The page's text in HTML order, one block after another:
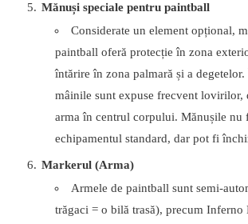
Mănuși speciale pentru paintball
Considerate un element opțional,
paintball oferă protecție în zona
întărire în zona palmară și a
mâinile sunt expuse frecvent lovirilor,
arma în centrul corpului. Mănușile nu
echipamentul standard, dar pot fi
Markerul (Arma)
Armele de paintball sunt semi-
trăgaci = o bilă trasă), precum